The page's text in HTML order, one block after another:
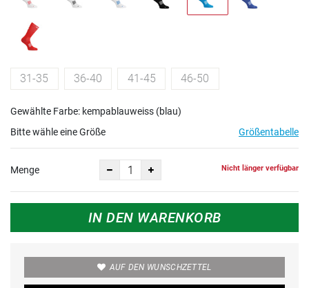
31-35 36-40 41-45 46-50
Gewählte Farbe: kempablauweiss (blau)
Bitte wähle eine Größe
Größentabelle
Menge Nicht länger verfügbar
IN DEN WARENKORB
AUF DEN WUNSCHZETTEL